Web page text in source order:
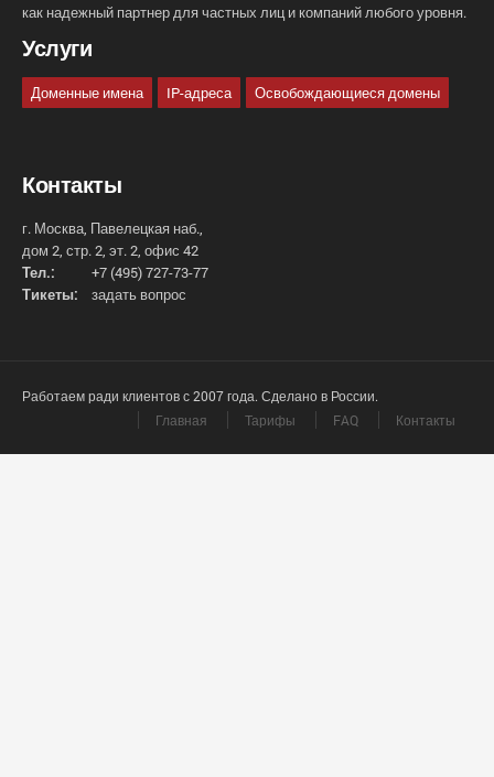
как надежный партнер для частных лиц и компаний любого уровня.
Услуги
Доменные имена IP-адреса Освобождающиеся домены
Контакты
г. Москва, Павелецкая наб.,
дом 2, стр. 2, эт. 2, офис 42
Тел.:
+7 (495) 727-73-77
Тикеты:
задать вопрос
Работаем ради клиентов с 2007 года. Сделано в России.
Главная
Тарифы FAQ Контакты